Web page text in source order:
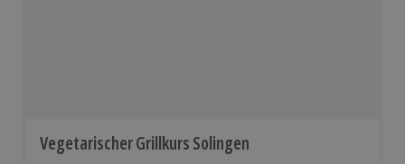
Vegetarischer Grillkurs Solingen